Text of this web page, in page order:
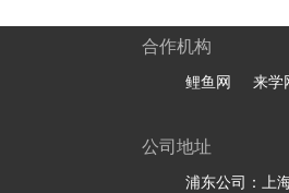
合作机构
鲤鱼网 来学
公司地址
浦东公司：上